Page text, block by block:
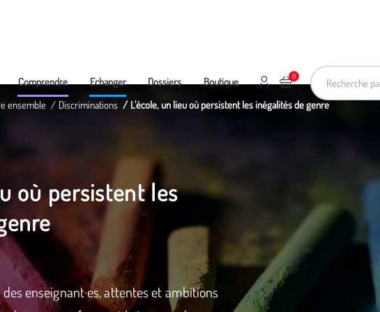
Recherche
Comprendre Echanger Dossiers Boutique 0
Ajouter au panier
Mon compte
ensemble Discriminations L’école, un lieu où persistent les inégalités de genre
où persistent les
enseignant·es, attentes et ambitions